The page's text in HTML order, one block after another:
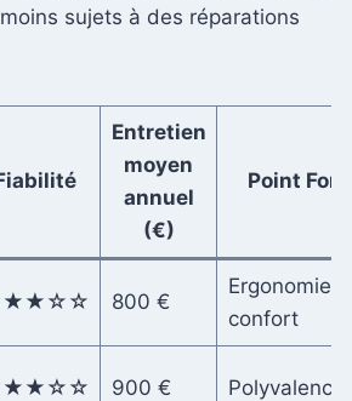
sujets à des réparations
Entretien
moyen
annuel
(€)
Point Fort
800 €
Ergonomie
confort
900 € Polyvalence